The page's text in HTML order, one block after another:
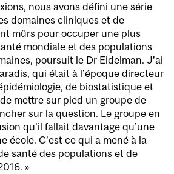
nous avons défini une série
domaines cliniques et de
mûrs pour occuper une plus
mondiale et des populations
poursuit le Dr Eidelman. J’ai
qui était à l’époque directeur
de biostatistique et
mettre sur pied un groupe de
sur la question. Le groupe en
qu’il fallait davantage qu’une
école. C’est ce qui a mené à la
santé des populations et de
»